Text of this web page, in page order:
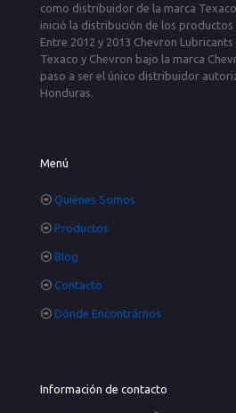
como distribuidor de la marca
inició la distribución de los productos
Entre 2012 y 2013 Chevron
Texaco y Chevron bajo la marca
paso a ser el único distribuidor
Honduras.
Menú
Quiénes Somos
Productos
Blog
Contacto
Dónde Encontrárnos
Información de contacto